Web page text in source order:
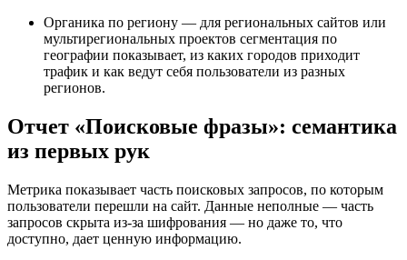
Органика по региону — для региональных сайтов или
мультирегиональных проектов сегментация по
географии показывает, из каких городов приходит
трафик и как ведут себя пользователи из разных
регионов.
Отчет «Поисковые фразы»: семантика
из первых рук
Метрика показывает часть поисковых запросов, по которым
пользователи перешли на сайт. Данные неполные — часть
запросов скрыта из-за шифрования — но даже то, что
доступно, дает ценную информацию.